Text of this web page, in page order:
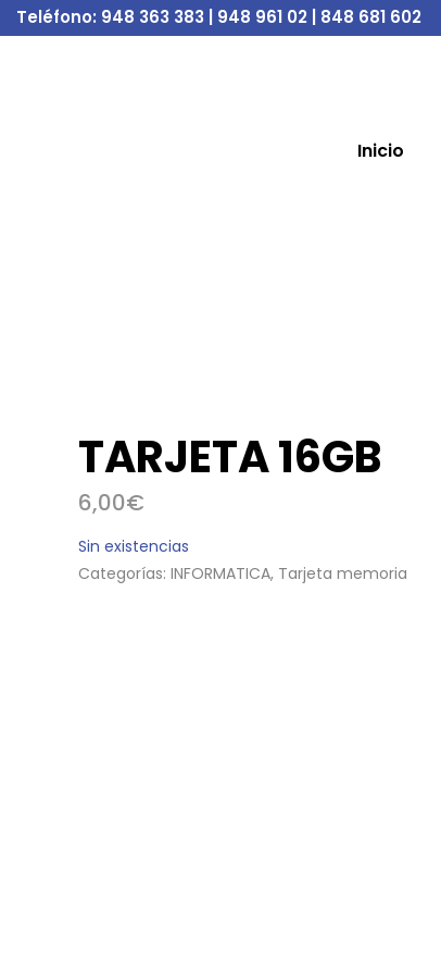
Teléfono: 948 363 383 | 948 961 02 | 848 681 602
Inicio
TARJETA 16GB
6,00€
Sin existencias
Categorías: INFORMATICA, Tarjeta memoria